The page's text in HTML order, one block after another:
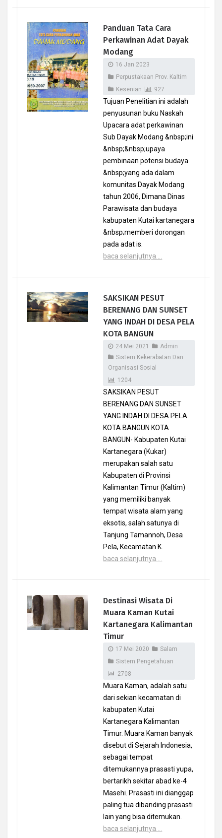
Panduan Tata Cara
Perkawinan Adat Dayak
Modang
16 Jan 2023
Perpustakaan Prov. Kaltim
Kesenian
927
Tujuan Penelitian ini adalah
penyusunan buku Naskah
Upacara adat perkawinan
Sub Dayak Modang &nbsp;ini
&nbsp;&nbsp;upaya
pembinaan potensi budaya
&nbsp;yang ada dalam
komunitas Dayak Modang
tahun 2006, Dimana Dinas
Parawisata dan budaya
kabupaten Kutai kartanegara
&nbsp;memberi dorongan
pada adat is.
baca selanjutnya....
SAKSIKAN PESUT
BERENANG DAN SUNSET
YANG INDAH DI DESA PELA
KOTA BANGUN
24 Mei 2021
Admin
Sistem Kekerabatan Dan
Organisasi Sosial
1204
SAKSIKAN PESUT
BERENANG DAN SUNSET
YANG INDAH DI DESA PELA
KOTA BANGUN KOTA
BANGUN- Kabupaten Kutai
Kartanegara (Kukar)
merupakan salah satu
Kabupaten di Provinsi
Kalimantan Timur (Kaltim)
yang memiliki banyak
tempat wisata alam yang
eksotis, salah satunya di
Tanjung Tamannoh, Desa
Pela, Kecamatan K.
baca selanjutnya....
Destinasi Wisata Di
Muara Kaman Kutai
Kartanegara Kalimantan
Timur
17 Mei 2020
Salam
Sistem Pengetahuan
2708
Muara Kaman, adalah satu
dari sekian kecamatan di
kabupaten Kutai
Kartanegara Kalimantan
Timur. Muara Kaman banyak
disebut di Sejarah Indonesia,
sebagai tempat
ditemukannya prasasti yupa,
bertarikh sekitar abad ke-4
Masehi. Prasasti ini dianggap
paling tua dibanding prasasti
lain yang bisa ditemukan.
baca selanjutnya....